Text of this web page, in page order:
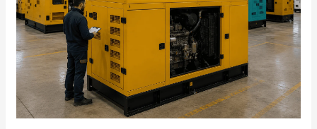
Alan
Firma